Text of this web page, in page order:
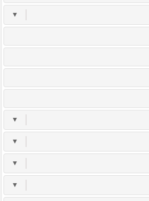
▼
▼
▼
▼
▼